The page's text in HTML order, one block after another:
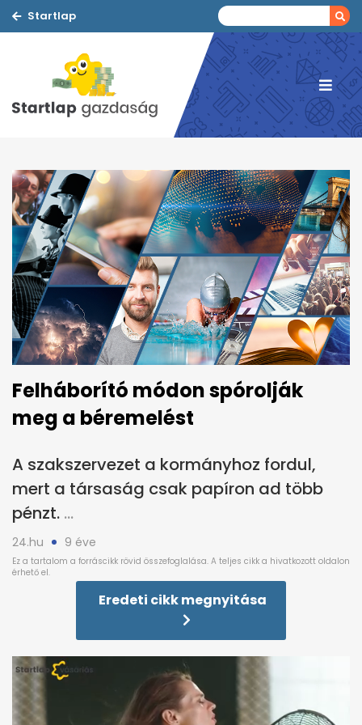
Startlap
Felháborító módon spórolják
meg a béremelést
A szakszervezet a kormányhoz fordul,
mert a társaság csak papíron ad több
pénzt.
24.hu 9 éve
Eredeti cikk megnyitása